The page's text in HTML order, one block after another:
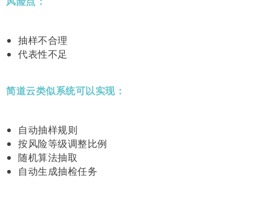
抽样不合理
代表性不足
简道云类似系统可以实现：
自动抽样规则
按风险等级调整比例
随机算法抽取
自动生成抽检任务